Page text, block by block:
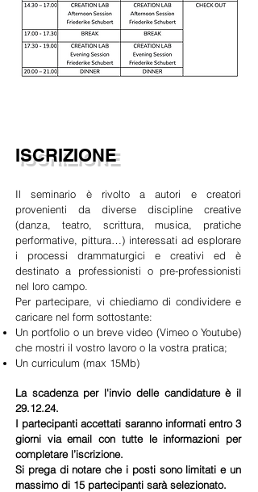
ISCRIZIONE
Il seminario è rivolto a autori e creatori
provenienti da diverse discipline creative
(danza, teatro, scrittura, musica, pratiche
performative, pittura…) interessati ad esplorare
i processi drammaturgici e creativi ed è
destinato a professionisti o pre-professionisti
nel loro campo.
Per partecipare, vi chiediamo di condividere e
caricare nel form sottostante:
Un portfolio o un breve video (Vimeo o Youtube)
che mostri il vostro lavoro o la vostra pratica;
Un curriculum (max 15Mb)
La scadenza per l'invio delle candidature è il
29.12.24.
I partecipanti accettati saranno informati entro 3
giorni via email con tutte le informazioni per
completare l’iscrizione.
Si prega di notare che i posti sono limitati e un
massimo di 15 partecipanti sarà selezionato.